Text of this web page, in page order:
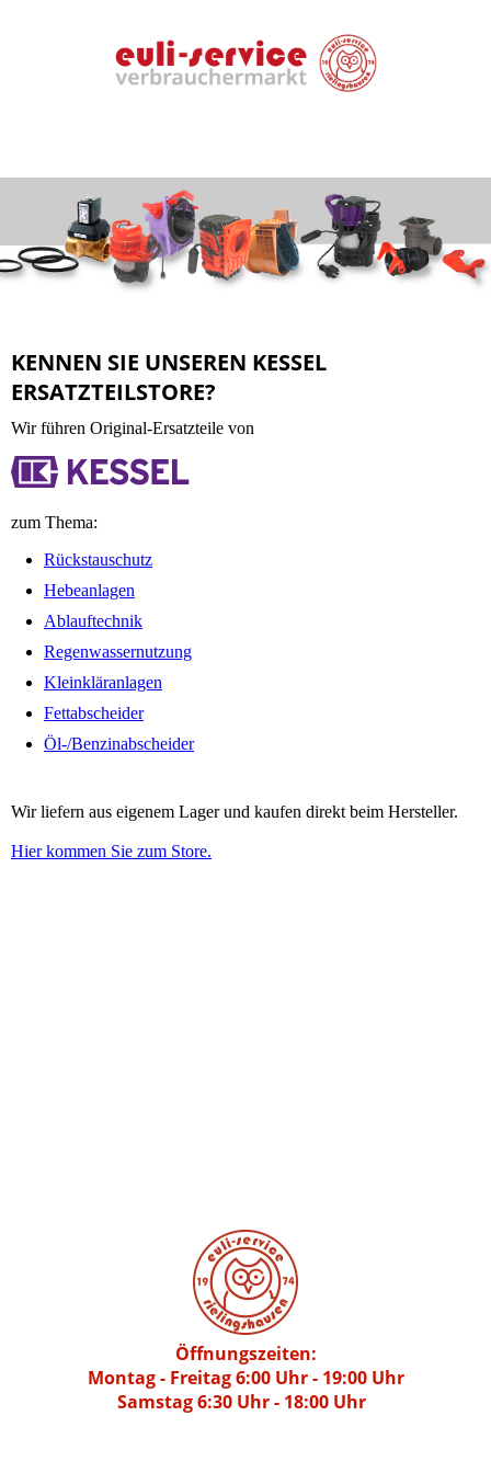
KENNEN SIE UNSEREN KESSEL
ERSATZTEILSTORE?
Wir führen Original-Ersatzteile von
zum Thema:
Rückstauschutz
Hebeanlagen
Ablauftechnik
Regenwassernutzung
Kleinkläranlagen
Fettabscheider
Öl-/Benzinabscheider
Wir liefern aus eigenem Lager und kaufen direkt beim Hersteller.
Hier kommen Sie zum Store.
Öffnungszeiten:
Montag - Freitag 6:00 Uhr - 19:00 Uhr
Samstag 6:30 Uhr - 18:00 Uhr